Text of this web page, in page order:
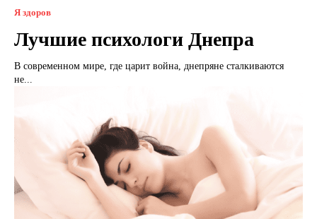
Я здоров
Лучшие психологи Днепра
В современном мире, где царит война, днепряне сталкиваются
не...